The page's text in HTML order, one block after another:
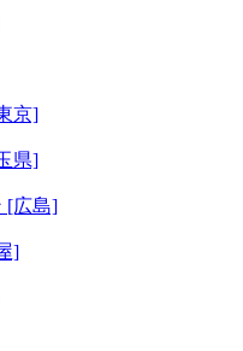
京]
県]
[広島]
]